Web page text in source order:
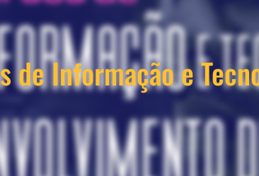
de Informação e